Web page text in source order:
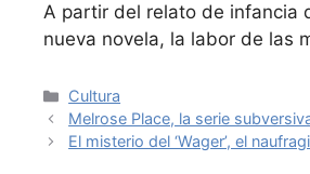
A partir del relato de infancia
nueva novela, la labor de las
Categories
Cultura
Melrose Place, la serie
El misterio del ‘Wager’, el